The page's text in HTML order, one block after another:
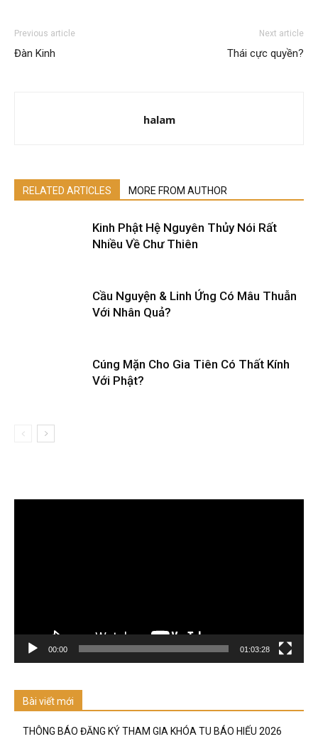
Previous article
Đàn Kinh
Next article
Thái cực quyền?
halam
RELATED ARTICLES MORE FROM AUTHOR
Kinh Phật Hệ Nguyên Thủy Nói Rất
Nhiều Về Chư Thiên
Cầu Nguyện & Linh Ứng Có Mâu Thuẫn
Với Nhân Quả?
Cúng Mặn Cho Gia Tiên Có Thất Kính
Với Phật?
00:00 01:03:28
Bài viết mới
THÔNG BÁO ĐĂNG KÝ THAM GIA KHÓA TU BÁO HIẾU 2026